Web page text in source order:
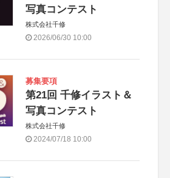
写真コンテスト
株式会社千修
2026/06/30 10:00
募集要項
第21回 千修イラスト＆
写真コンテスト
株式会社千修
2024/07/18 10:00